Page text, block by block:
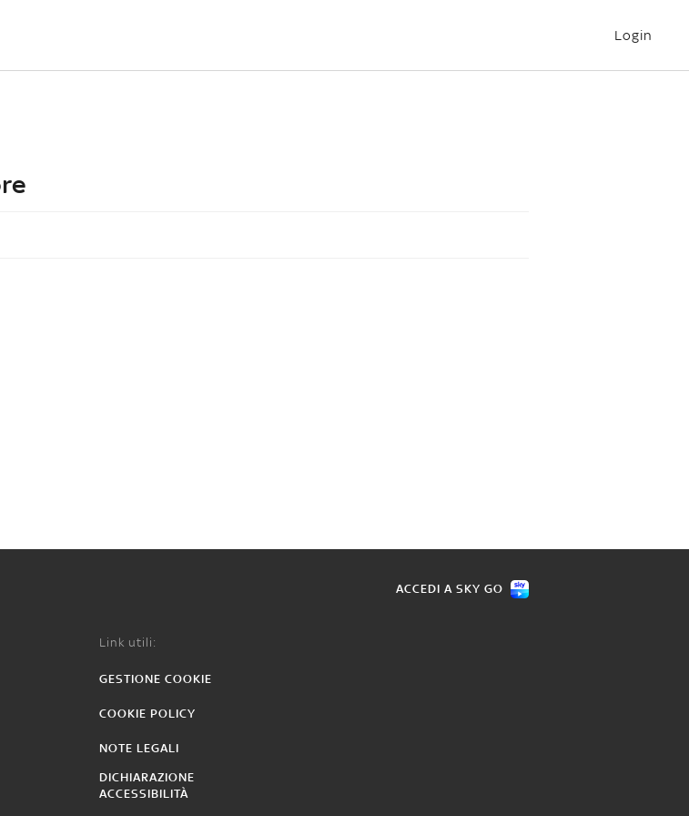
Login
ACCEDI A SKY GO
Link utili:
GESTIONE COOKIE
COOKIE POLICY
NOTE LEGALI
DICHIARAZIONE
ACCESSIBILITÀ